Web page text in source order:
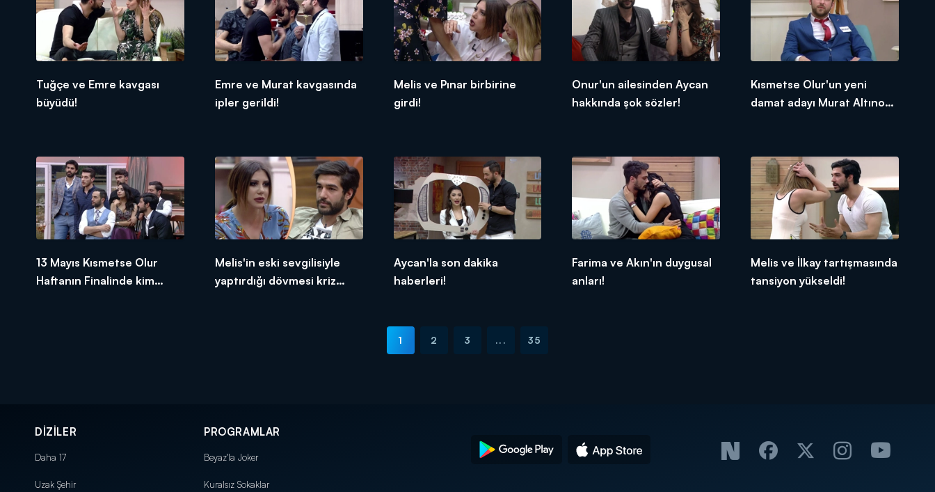
Tuğçe ve Emre kavgası
büyüdü!
Emre ve Murat kavgasında
ipler gerildi!
Melis ve Pınar birbirine
girdi!
Onur'un ailesinden Aycan
hakkında şok sözler!
Kısmetse Olur'un yeni
damat adayı Murat Altınok
13 Mayıs Kısmetse Olur
Haftanın Finalinde kim
Melis'in eski sevgilisiyle
yaptırdığı dövmesi kriz
Aycan'la son dakika
haberleri!
Farima ve Akın'ın duygusal
anları!
Melis ve İlkay tartışmasında
tansiyon yükseldi!
1 2 3 ... 35
DİZİLER
Daha 17
Uzak Şehir
PROGRAMLAR
Beyaz'la Joker
Kuralsız Sokaklar